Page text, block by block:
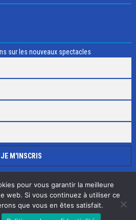
sur les nouveaux spectacles
réservés, RéalisationAdamaco
pour vous garantir la meilleure
web. Si vous continuez à utiliser ce
que vous en êtes satisfait.